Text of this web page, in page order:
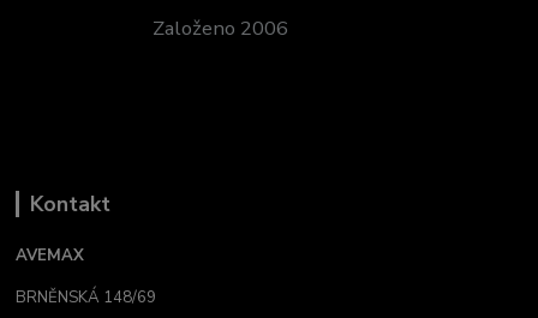
Založeno 2006
Kontakt
AVEMAX
BRNĚNSKÁ 148/69